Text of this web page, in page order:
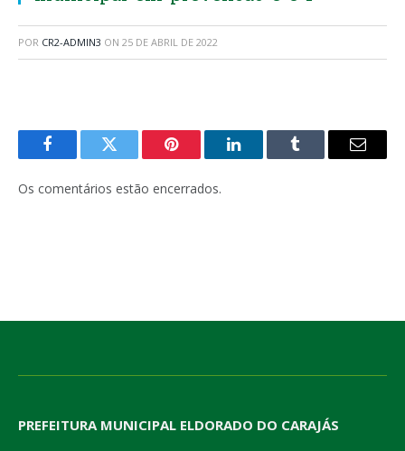
POR CR2-ADMIN3 ON 25 DE ABRIL DE 2022
FacebookTwitter Pinterest LinkedInTumblr
E-
Os comentários estão encerrados.
PREFEITURA MUNICIPAL ELDORADO DO CARAJÁS